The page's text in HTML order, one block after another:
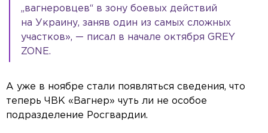
„вагнеровцев“ в зону боевых действий
на Украину, заняв один из самых сложных
участков», — писал в начале октября GREY
ZONE.
А уже в ноябре стали появляться сведения, что
теперь ЧВК «Вагнер» чуть ли не особое
подразделение Росгвардии.